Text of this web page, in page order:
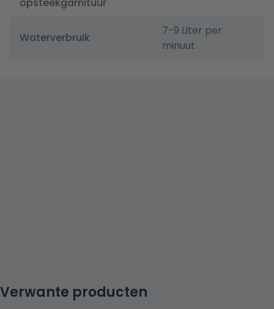
opsteekgarnituur
Waterverbruik
7-9 Liter per
minuut
Verwante producten